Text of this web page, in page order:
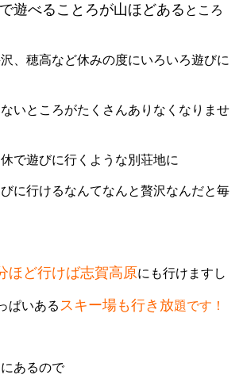
遊べることろが山ほどある ところ
、穂高など休みの度にいろいろ遊びに
いところがたくさんありなくなりませ
で遊びに行くような別荘地に
に行けるなんてなんと贅沢なんだと毎
ほど行けば志賀高原にも行けますし
ぱいある スキー場も行き放題です！
あるので